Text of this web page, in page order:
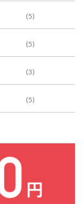
(5)
(5)
(3)
(5)